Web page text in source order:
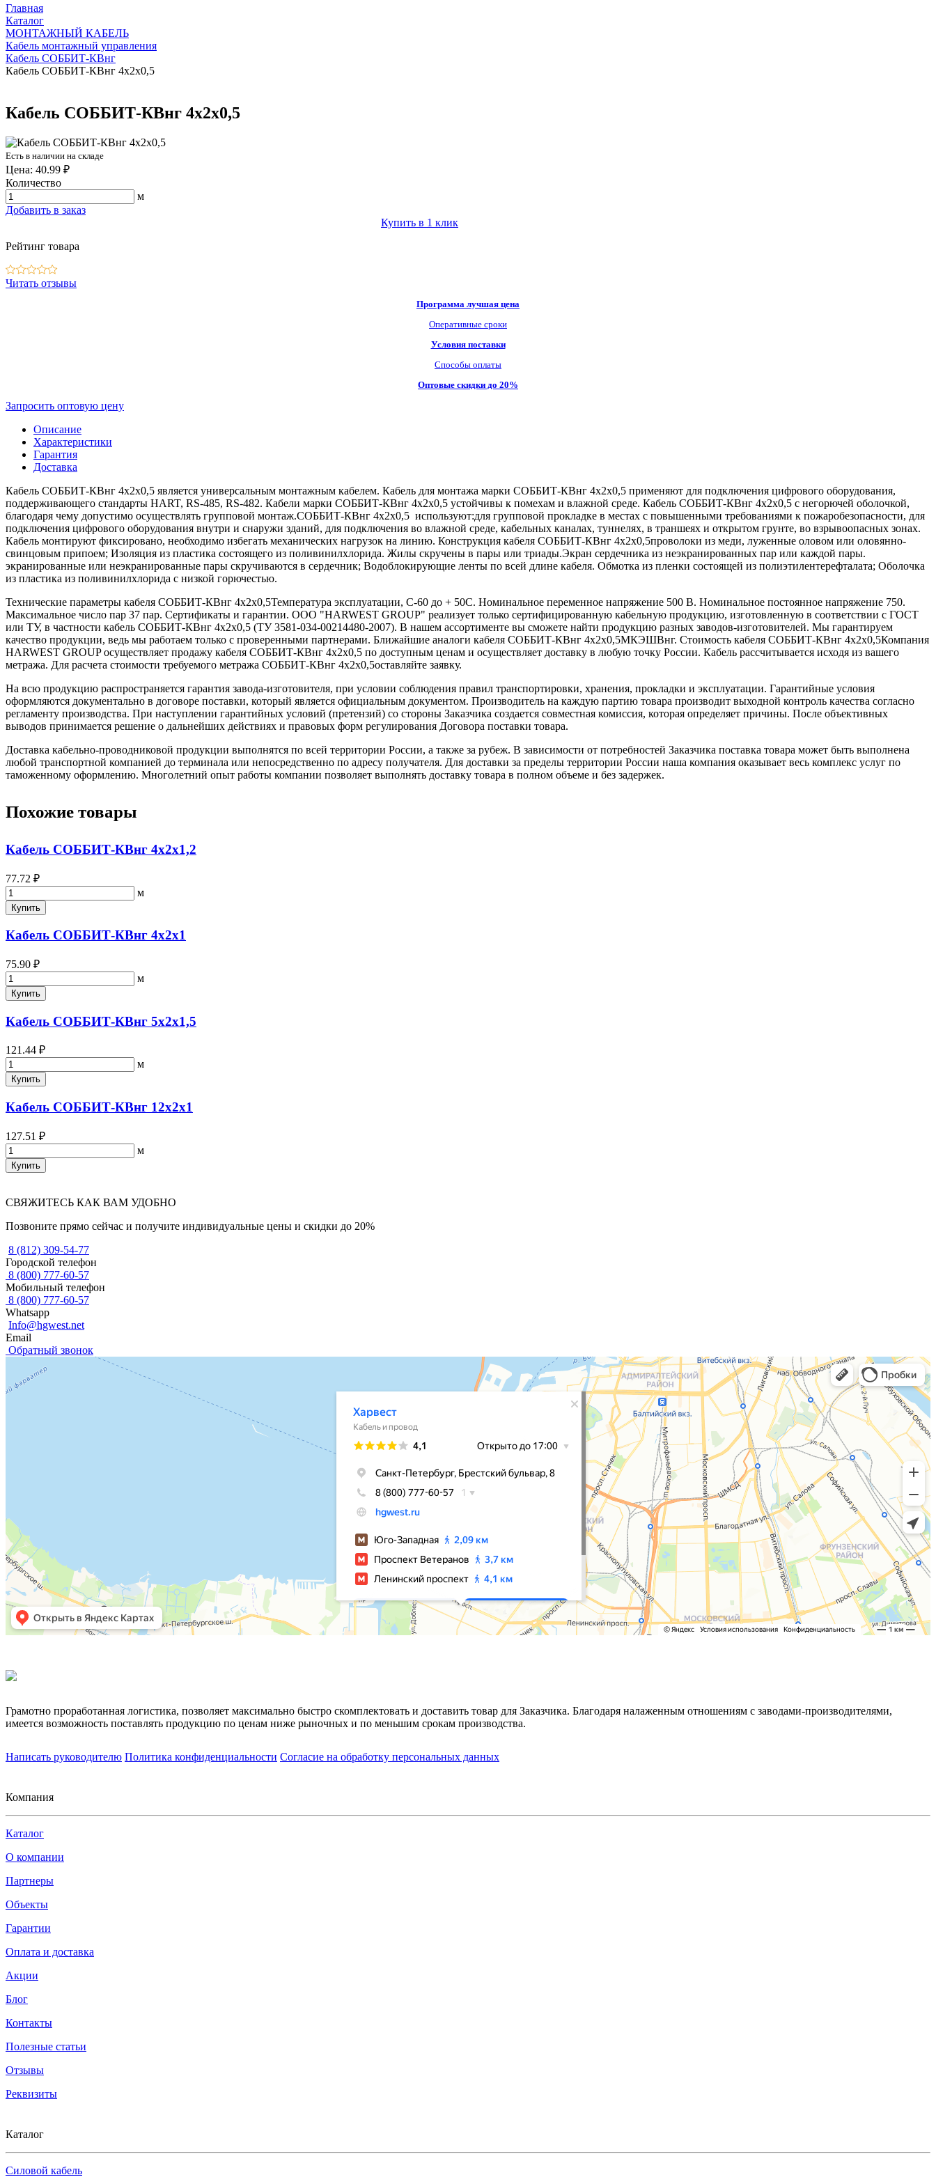
Главная
Каталог
МОНТАЖНЫЙ КАБЕЛЬ
Кабель монтажный управления
Кабель СОББИТ-КВнг
Кабель СОББИТ-КВнг 4х2х0,5
Кабель СОББИТ-КВнг 4х2х0,5
Есть в наличии на складе
Цена: 40.99 ₽
Количество
м
Добавить в заказ
Купить в 1 клик
Рейтинг товара
Читать отзывы
Программа лучшая цена
Оперативные сроки
Условия поставки
Способы оплаты
Оптовые скидки до 20%
Запросить оптовую цену
Описание
Характеристики
Гарантия
Доставка
Кабель СОББИТ-КВнг 4х2х0,5 является универсальным монтажным кабелем. Кабель для монтажа марки СОББИТ-КВнг 4х2х0,5 применяют для подключения цифрового оборудования,
поддерживающего стандарты HART, RS-485, RS-482. Кабели марки СОББИТ-КВнг 4х2х0,5 устойчивы к помехам и влажной среде. Кабель СОББИТ-КВнг 4х2х0,5 с негорючей оболочкой,
благодаря чему допустимо осуществлять групповой монтаж.СОББИТ-КВнг 4х2х0,5 используют:для групповой прокладке в местах с повышенными требованиями к пожаробезопасности, для
подключения цифрового оборудования внутри и снаружи зданий, для подключения во влажной среде, кабельных каналах, туннелях, в траншеях и открытом грунте, во взрывоопасных зонах.
Кабель монтируют фиксировано, необходимо избегать механических нагрузок на линию. Конструкция кабеля СОББИТ-КВнг 4х2х0,5проволоки из меди, луженные оловом или оловянно-
свинцовым припоем; Изоляция из пластика состоящего из поливинилхлорида. Жилы скручены в пары или триады.Экран сердечника из неэкранированных пар или каждой пары.
экранированные или неэкранированные пары скручиваются в сердечник; Водоблокирующие ленты по всей длине кабеля. Обмотка из пленки состоящей из полиэтилентерефталата; Оболочка
из пластика из поливинилхлорида с низкой горючестью.
Технические параметры кабеля СОББИТ-КВнг 4х2х0,5Температура эксплуатации, С-60 до + 50С. Номинальное переменное напряжение 500 В. Номинальное постоянное напряжение 750.
Максимальное число пар 37 пар. Сертификаты и гарантии. ООО "HARWEST GROUP" реализует только сертифицированную кабельную продукцию, изготовленную в соответствии с ГОСТ
или ТУ, в частности кабель СОББИТ-КВнг 4х2х0,5 (ТУ 3581-034-00214480-2007). В нашем ассортименте вы сможете найти продукцию разных заводов-изготовителей. Мы гарантируем
качество продукции, ведь мы работаем только с проверенными партнерами. Ближайшие аналоги кабеля СОББИТ-КВнг 4х2х0,5МКЭШВнг. Стоимость кабеля СОББИТ-КВнг 4х2х0,5Компания
HARWEST GROUP осуществляет продажу кабеля СОББИТ-КВнг 4х2х0,5 по доступным ценам и осуществляет доставку в любую точку России. Кабель рассчитывается исходя из вашего
метража. Для расчета стоимости требуемого метража СОББИТ-КВнг 4х2х0,5оставляйте заявку.
На всю продукцию распространяется гарантия завода-изготовителя, при условии соблюдения правил транспортировки, хранения, прокладки и эксплуатации. Гарантийные условия
оформляются документально в договоре поставки, который является официальным документом. Производитель на каждую партию товара производит выходной контроль качества согласно
регламенту производства. При наступлении гарантийных условий (претензий) со стороны Заказчика создается совместная комиссия, которая определяет причины. После объективных
выводов принимается решение о дальнейших действиях и правовых форм регулирования Договора поставки товара.
Доставка кабельно-проводниковой продукции выполнятся по всей территории России, а также за рубеж. В зависимости от потребностей Заказчика поставка товара может быть выполнена
любой транспортной компанией до терминала или непосредственно по адресу получателя. Для доставки за пределы территории России наша компания оказывает весь комплекс услуг по
таможенному оформлению. Многолетний опыт работы компании позволяет выполнять доставку товара в полном объеме и без задержек.
Похожие товары
Кабель СОББИТ-КВнг 4х2х1,2
77.72 ₽
м
Купить
Кабель СОББИТ-КВнг 4х2х1
75.90 ₽
м
Купить
Кабель СОББИТ-КВнг 5х2х1,5
121.44 ₽
м
Купить
Кабель СОББИТ-КВнг 12х2х1
127.51 ₽
м
Купить
СВЯЖИТЕСЬ КАК ВАМ УДОБНО
Позвоните прямо сейчас и получите индивидуальные цены и скидки до 20%
8 (812) 309-54-77
Городской телефон
8 (800) 777-60-57
Мобильный телефон
8 (800) 777-60-57
Whatsapp
Info@hgwest.net
Email
Обратный звонок
Грамотно проработанная логистика, позволяет максимально быстро скомплектовать и доставить товар для Заказчика. Благодаря налаженным отношениям с заводами-производителями,
имеется возможность поставлять продукцию по ценам ниже рыночных и по меньшим срокам производства.
Написать руководителю Политика конфиденциальности Согласие на обработку персональных данных
Компания
Каталог
О компании
Партнеры
Объекты
Гарантии
Оплата и доставка
Акции
Блог
Контакты
Полезные статьи
Отзывы
Реквизиты
Каталог
Силовой кабель